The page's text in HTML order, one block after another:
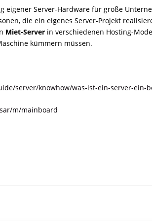
eigener Server-Hardware für große
die ein eigenes Server-Projekt
Miet-Server in verschiedenen Hosting-
kümmern müssen.
server/knowhow/was-ist-ein-server-ein-
m/mainboard